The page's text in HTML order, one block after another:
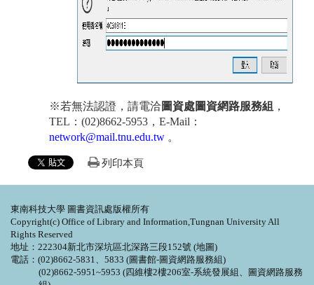
※若無法認證，請電洽 圖資處圖資網路服務組 ，
TEL：(02)8662-5953，E-Mail：
network@mail.tnu.edu.tw 。
列印本頁
東南科技大學 圖書資訊處版權所有
Copyright(c) Office of Library and Information,Tungnan University All
Rights Reserved
地址：222304新北市深坑區北深路三段152號 (地圖)
電話：(02)8662-5831、5833 (圖書館-圖資網路服務組)
(02)8662-5951~5953 (四維樓2樓206室-系統發展組、圖資網路服務